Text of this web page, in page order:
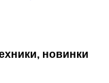
новинки